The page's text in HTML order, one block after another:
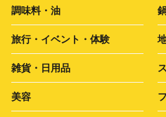
調味料・油
旅行・イベント・体験
雑貨・日用品
美容